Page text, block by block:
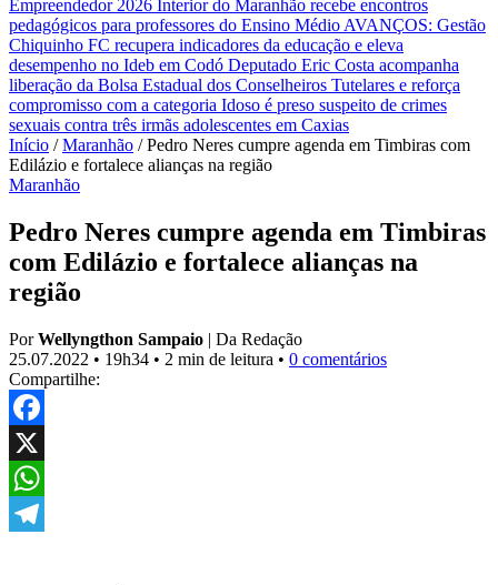
Empreendedor 2026 Interior do Maranhão recebe encontros
pedagógicos para professores do Ensino Médio AVANÇOS: Gestão
Chiquinho FC recupera indicadores da educação e eleva
desempenho no Ideb em Codó Deputado Eric Costa acompanha
liberação da Bolsa Estadual dos Conselheiros Tutelares e reforça
compromisso com a categoria Idoso é preso suspeito de crimes
sexuais contra três irmãs adolescentes em Caxias
Início / Maranhão / Pedro Neres cumpre agenda em Timbiras com
Edilázio e fortalece alianças na região
Maranhão
Pedro Neres cumpre agenda em Timbiras
com Edilázio e fortalece alianças na
região
PorWellyngthon Sampaio | Da Redação
25.07.2022 • 19h34 • 2 min de leitura • 0 comentários
Compartilhe:
Facebook
X
WhatsApp